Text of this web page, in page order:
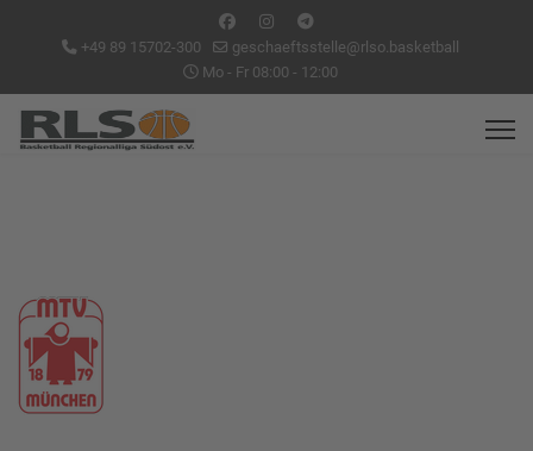
+49 89 15702-300
geschaeftsstelle@rlso.basketball
Mo - Fr 08:00 - 12:00